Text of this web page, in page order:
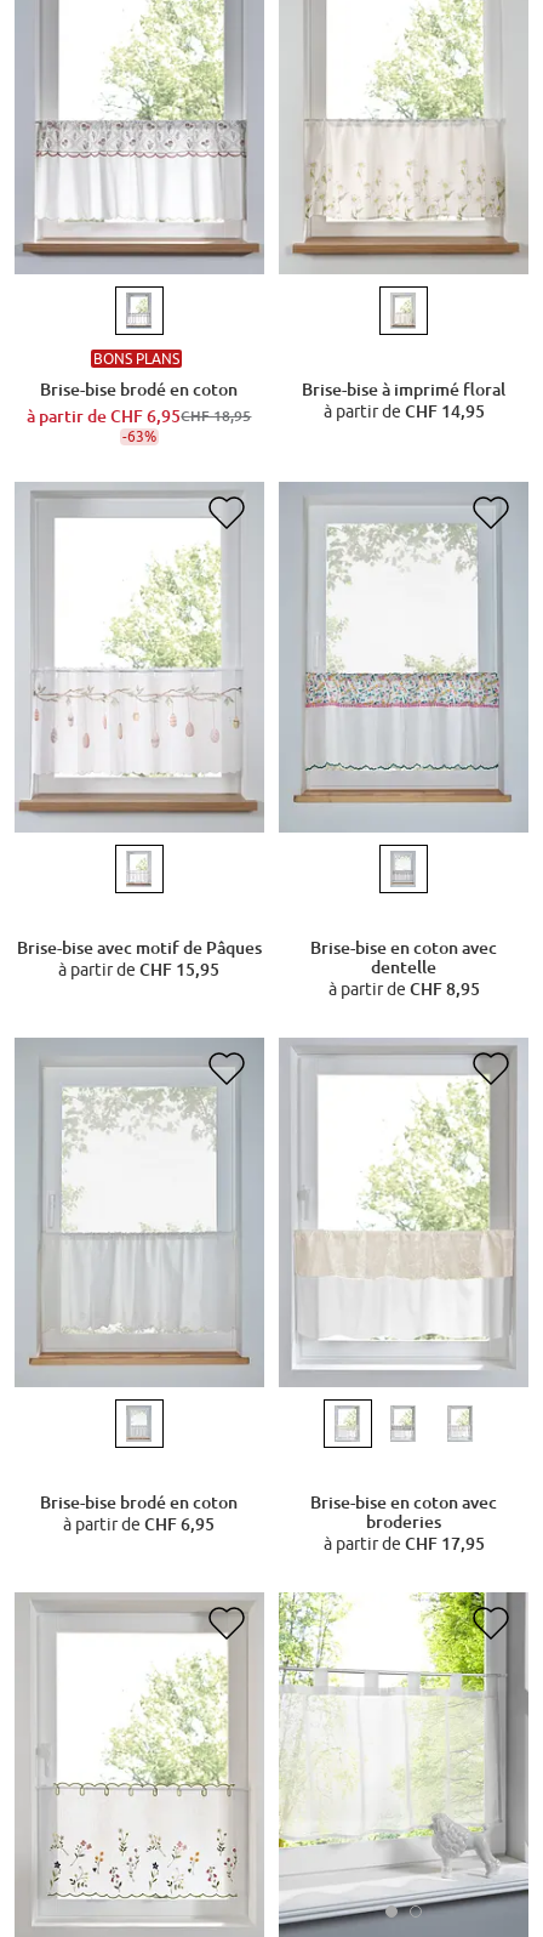
BONS PLANS
Brise-bise brodé en coton
à partir deCHF 6,95CHF 18,95
-63%
Brise-bise à imprimé floral
à partir de CHF 14,95
Brise-bise avec motif de Pâques
à partir deCHF 15,95
Brise-bise en coton avec
dentelle
à partir de CHF 8,95
Brise-bise brodé en coton
à partir deCHF 6,95
Brise-bise en coton avec
broderies
à partir de CHF 17,95